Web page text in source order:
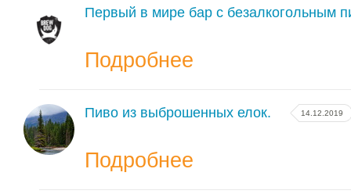
Первый в мире бар с безалкогольным
Подробнее
Пиво из выброшенных елок. 14.12.2019
Подробнее